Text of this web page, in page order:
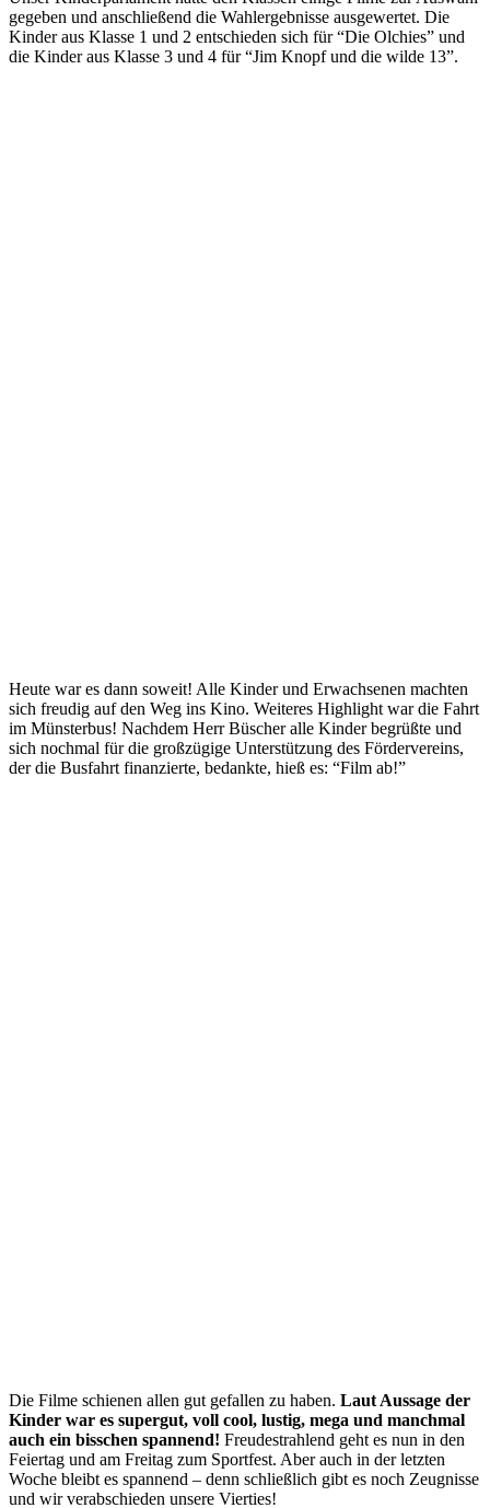
gegeben und anschließend die Wahlergebnisse ausgewertet. Die
Kinder aus Klasse 1 und 2 entschieden sich für “Die Olchies” und
die Kinder aus Klasse 3 und 4 für “Jim Knopf und die wilde 13”.
Heute war es dann soweit! Alle Kinder und Erwachsenen machten
sich freudig auf den Weg ins Kino. Weiteres Highlight war die Fahrt
im Münsterbus! Nachdem Herr Büscher alle Kinder begrüßte und
sich nochmal für die großzügige Unterstützung des Fördervereins,
der die Busfahrt finanzierte, bedankte, hieß es: “Film ab!”
Die Filme schienen allen gut gefallen zu haben. Laut Aussage der
Kinder war es supergut, voll cool, lustig, mega und manchmal
auch ein bisschen spannend! Freudestrahlend geht es nun in den
Feiertag und am Freitag zum Sportfest. Aber auch in der letzten
Woche bleibt es spannend – denn schließlich gibt es noch Zeugnisse
und wir verabschieden unsere Vierties!